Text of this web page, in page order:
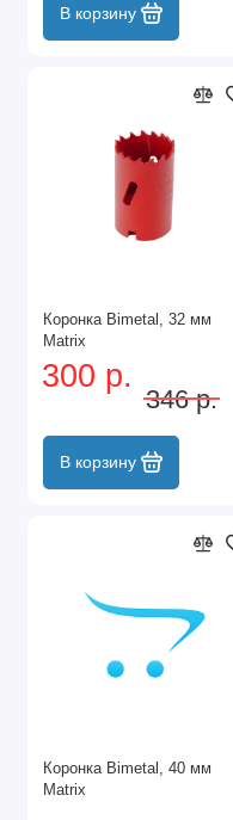
В корзину
Коронка Bimetal, 32 мм
Matrix
300 р.
346 р.
В корзину
Коронка Bimetal, 40 мм
Matrix